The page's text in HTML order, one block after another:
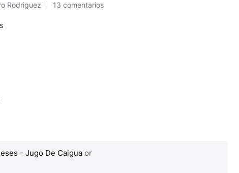
Rodriguez 13 comentarios
- Jugo De Caigua or